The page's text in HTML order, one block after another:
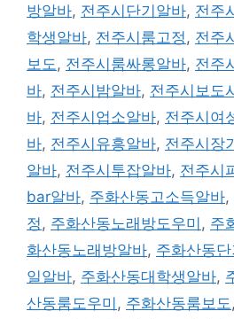
방알바, 전주시단기알바, 전주
학생알바, 전주시룸고정 , 전주
보도 , 전주시룸싸롱알바, 전주
바, 전주시밤알바, 전주시보도
바, 전주시업소알바, 전주시여
바, 전주시유흥알바, 전주시장
알바, 전주시투잡알바, 전주시
bar알바, 주화산동고소득알바,
정 , 주화산동노래방도우미 , 주
화산동노래방알바, 주화산동
일알바, 주화산동대학생알바,
산동룸도우미 , 주화산동룸보도 ,